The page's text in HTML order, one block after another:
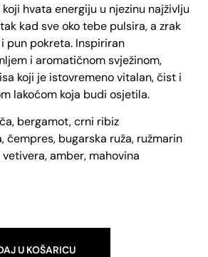
hvata energiju u njezinu najživlju
kad sve oko tebe pulsira, a zrak
pun pokreta. Inspiriran
i aromatičnom svježinom,
koji je istovremeno vitalan, čist i
lakoćom koja budi osjetila.
bergamot, crni ribiz
čempres, bugarska ruža, ružmarin
amber, mahovina
U KOŠARICU